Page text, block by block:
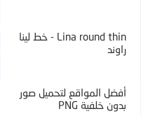
Lina round thin - خط لينا
راوند
أفضل المواقع لتحميل صور
بدون خلفية PNG